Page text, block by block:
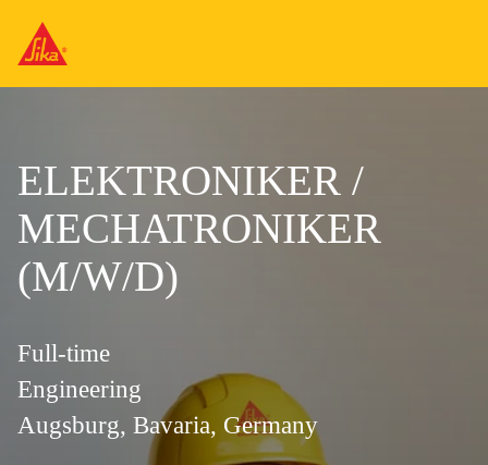
ELEKTRONIKER /
MECHATRONIKER
(M/W/D)
Full-time
Engineering
Augsburg, Bavaria, Germany